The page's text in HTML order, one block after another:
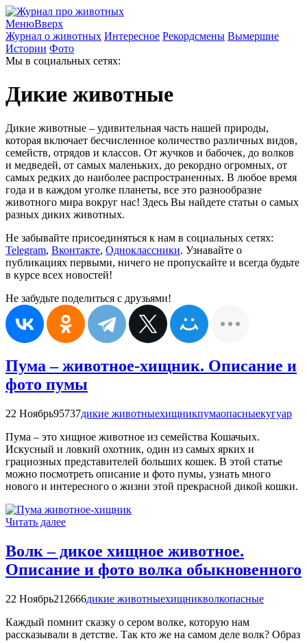
МенюВверх
Журнал о животных Интересное Рекордсмены Вымершие
Истории Фото
Мы в социальных сетях:
Дикие животные
Дикие животные – удивительная часть нашей природы,
которая включает бесчисленное количество различных видов,
семейств, отрядов и классов. От жучков и бабочек, до волков
и медведей, от самых маленьких, до рекордно огромных, от
самых редких до наиболее распространенных. В любое время
года и в каждом уголке планеты, все это разнообразие
животного мира вокруг нас! Здесь Вы найдете статьи о самых
разных диких животных.
Не забывайте присоединяться к нам в социальных сетях:
Telegram, Вконтакте, Одноклассники. Узнавайте о
публикациях первыми, ничего не пропускайте и всегда будьте
в курсе всех новостей!
Не забудьте поделиться с друзьями!
Пума – животное-хищник. Описание и
фото пумы
22 Ноябрь95737дикие животныехищникпумаопасныекугуар
Пума – это хищное животное из семейства Кошачьих.
Искусный и ловкий охотник, один из самых ярких и
грациозных представителей больших кошек. В этой статье
можно посмотреть описание и фото пумы, узнать много
нового и интересного о жизни этой прекрасной дикой кошки.
Читать далее
Волк – дикое хищное животное.
Описание и фото волка обыкновенного
22 Ноябрь212666дикие животныехищникволкопасные
Каждый помнит сказку о сером волке, которую нам
рассказывали в детстве. Так кто же на самом деле волк? Образ